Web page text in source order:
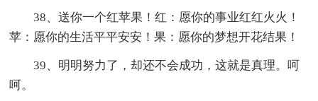
38、送你一个红苹果！红：愿你的事业红红火火！
苹：愿你的生活平平安安！果：愿你的梦想开花结果！
39、明明努力了，却还不会成功，这就是真理。呵
呵。